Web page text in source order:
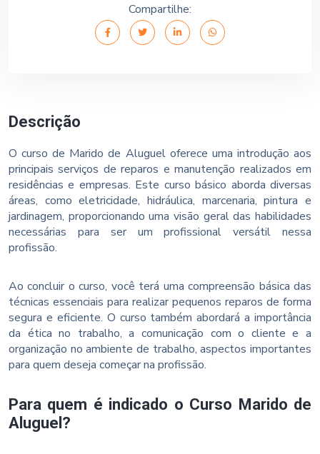
Descrição
O curso de Marido de Aluguel oferece uma introdução aos
principais serviços de reparos e manutenção realizados em
residências e empresas. Este curso básico aborda diversas
áreas, como eletricidade, hidráulica, marcenaria, pintura e
jardinagem, proporcionando uma visão geral das habilidades
necessárias para ser um profissional versátil nessa
profissão.
Ao concluir o curso, você terá uma compreensão básica das
técnicas essenciais para realizar pequenos reparos de forma
segura e eficiente. O curso também abordará a importância
da ética no trabalho, a comunicação com o cliente e a
organização no ambiente de trabalho, aspectos importantes
para quem deseja começar na profissão.
Para quem é indicado o Curso Marido de
Aluguel?
Compartilhe: